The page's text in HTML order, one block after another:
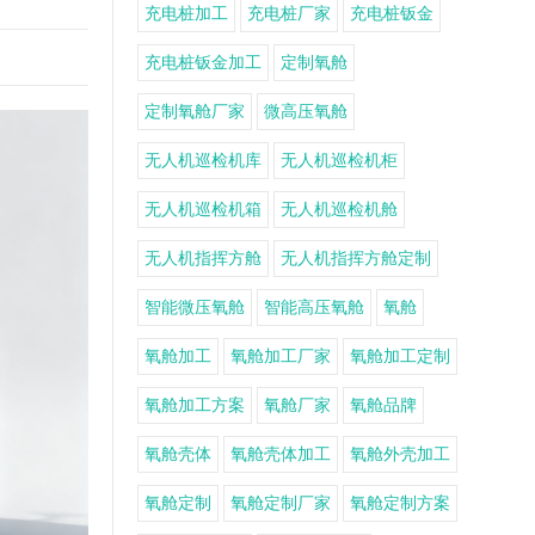
充电桩加工 充电桩厂家 充电桩钣金
充电桩钣金加工 定制氧舱
定制氧舱厂家 微高压氧舱
无人机巡检机库 无人机巡检机柜
无人机巡检机箱 无人机巡检机舱
无人机指挥方舱 无人机指挥方舱定制
智能微压氧舱 智能高压氧舱 氧舱
氧舱加工 氧舱加工厂家 氧舱加工定制
氧舱加工方案 氧舱厂家 氧舱品牌
氧舱壳体 氧舱壳体加工 氧舱外壳加工
氧舱定制 氧舱定制厂家 氧舱定制方案